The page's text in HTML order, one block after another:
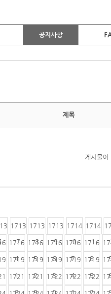
공지사항
제목
게시물이
1713
7
1713
8
1713
9
1714
0
1714
1
1716
4
1716
5
1716
6
1716
7
1716
8
1719
1
1719
2
1719
3
1719
4
1719
5
1721
8
1721
9
1722
0
1722
1
1722
2